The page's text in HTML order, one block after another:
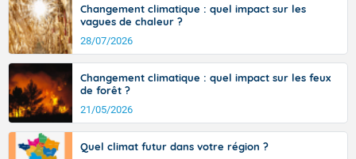
Changement climatique : quel impact sur les
vagues de chaleur ?
28/07/2026
Changement climatique : quel impact sur les feux
de forêt ?
21/05/2026
Quel climat futur dans votre région ?